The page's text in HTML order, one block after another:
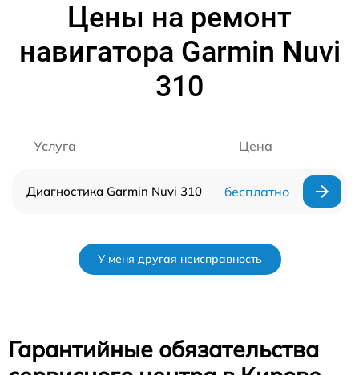
Цены на ремонт
навигатора Garmin Nuvi
310
Услуга Цена
Диагностика Garmin Nuvi 310 бесплатно
У меня другая неисправность
Гарантийные обязательства